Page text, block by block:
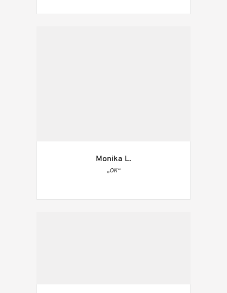
Monika L.
„OK“